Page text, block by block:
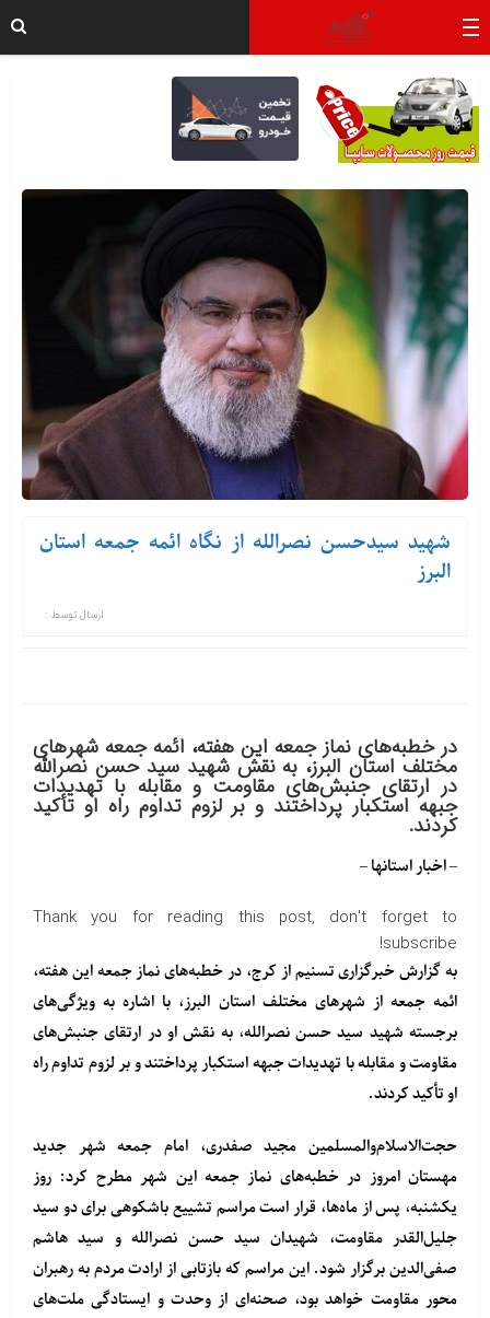
شهید سیدحسن نصرالله از نگاه ائمه جمعه استان
البرز
ارسال توسط :
در خطبه‌های نماز جمعه این هفته، ائمه جمعه شهرهای
مختلف استان البرز، به نقش شهید سید حسن نصرالله
در ارتقای جنبش‌های مقاومت و مقابله با تهدیدات
جبهه استکبار پرداختند و بر لزوم تداوم راه او تأکید
کردند.
– اخبار استانها –
Thank you for reading this post, don't forget to
subscribe!
به گزارش خبرگزاری تسنیم از کرج، در خطبه‌های نماز جمعه این هفته،
ائمه جمعه از شهرهای مختلف استان البرز، با اشاره به ویژگی‌های
برجسته شهید سید حسن نصرالله، به نقش او در ارتقای جنبش‌های
مقاومت و مقابله با تهدیدات جبهه استکبار پرداختند و بر لزوم تداوم راه
او تأکید کردند.
حجت‌الاسلام‌والمسلمین مجید صفدری، امام جمعه شهر جدید
مهستان امروز در خطبه‌های نماز جمعه این شهر مطرح کرد: روز
یکشنبه، پس از ماه‌ها، قرار است مراسم تشییع باشکوهی برای دو سید
جلیل‌القدر مقاومت، شهیدان سید حسن نصرالله و سید هاشم
صفی‌الدین برگزار شود. این مراسم که بازتابی از ارادت مردم به رهبران
محور مقاومت خواهد بود، صحنه‌ای از وحدت و ایستادگی ملت‌های